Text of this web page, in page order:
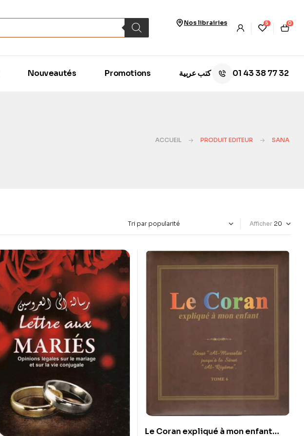
Nos librairies 5 0
Nouveautés Promotions كتب عربية 01 43 38 77 32
ACCUEIL PRODUIT EDITEUR SANA
Afficher
Le Coran expliqué à mon enfant